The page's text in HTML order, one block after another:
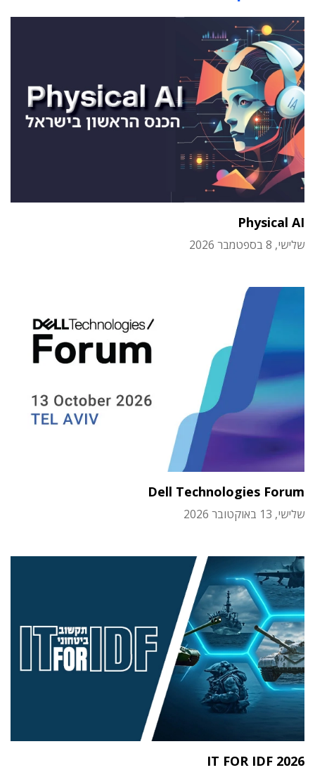
Physical AI
שלישי, 8 בספטמבר 2026
Dell Technologies Forum
שלישי, 13 באוקטובר 2026
IT FOR IDF 2026